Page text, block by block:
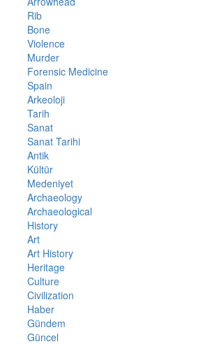
Rib
Bone
Violence
Murder
Forensic Medicine
Spain
Arkeoloji
Tarih
Sanat
Sanat Tarihi
Antik
Kültür
Medeniyet
Archaeology
Archaeological
History
Art
Art History
Heritage
Culture
Civilization
Haber
Gündem
Güncel